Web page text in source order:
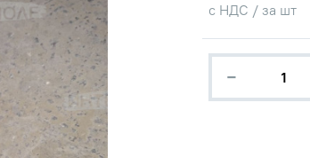
с НДС / за шт
−